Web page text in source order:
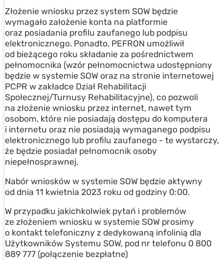
Złożenie wniosku przez system SOW będzie
wymagało założenie konta na platformie
oraz posiadania profilu zaufanego lub podpisu
elektronicznego. Ponadto, PEFRON umożliwił
od bieżącego roku składanie za pośrednictwem
pełnomocnika (wzór pełnomocnictwa udostępniony
będzie w systemie SOW oraz na stronie internetowej
PCPR w zakładce Dział Rehabilitacji
Społecznej/Turnusy Rehabilitacyjne), co pozwoli
na złożenie wniosku przez internet, nawet tym
osobom, które nie posiadają dostępu do komputera
i internetu oraz nie posiadają wymaganego podpisu
elektronicznego lub profilu zaufanego - te wystarczy,
że będzie posiadał pełnomocnik osoby
niepełnosprawnej.
Nabór wniosków w systemie SOW będzie aktywny
od dnia 11 kwietnia 2023 roku od godziny 0:00.
W przypadku jakichkolwiek pytań i problemów
ze złożeniem wniosku w systemie SOW prosimy
o kontakt telefoniczny z dedykowaną infolinią dla
Użytkowników Systemu SOW, pod nr telefonu 0 800
889 777 (połączenie bezpłatne)